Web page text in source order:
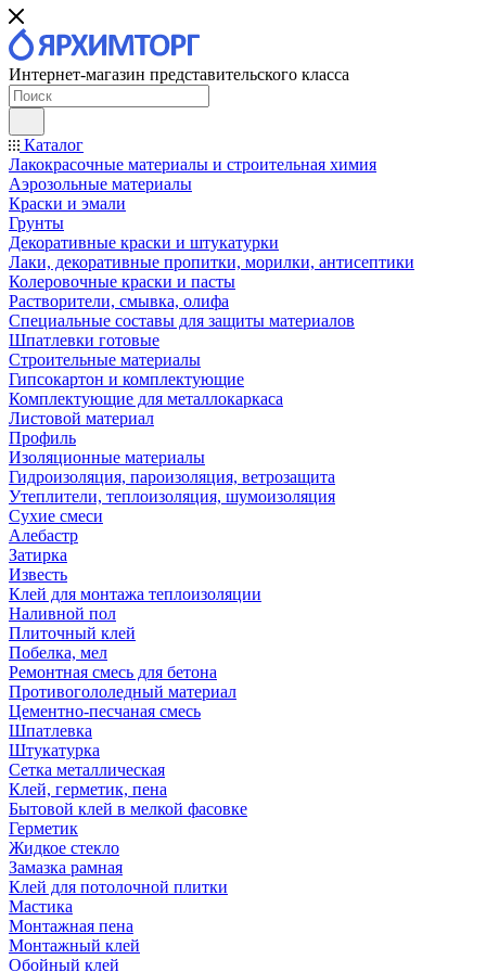
Интернет-магазин представительского класса
Каталог
Лакокрасочные материалы и строительная химия
Аэрозольные материалы
Краски и эмали
Грунты
Декоративные краски и штукатурки
Лаки, декоративные пропитки, морилки, антисептики
Колеровочные краски и пасты
Растворители, смывка, олифа
Специальные составы для защиты материалов
Шпатлевки готовые
Строительные материалы
Гипсокартон и комплектующие
Комплектующие для металлокаркаса
Листовой материал
Профиль
Изоляционные материалы
Гидроизоляция, пароизоляция, ветрозащита
Утеплители, теплоизоляция, шумоизоляция
Сухие смеси
Алебастр
Затирка
Известь
Клей для монтажа теплоизоляции
Наливной пол
Плиточный клей
Побелка, мел
Ремонтная смесь для бетона
Противогололедный материал
Цементно-песчаная смесь
Шпатлевка
Штукатурка
Сетка металлическая
Клей, герметик, пена
Бытовой клей в мелкой фасовке
Герметик
Жидкое стекло
Замазка рамная
Клей для потолочной плитки
Мастика
Монтажная пена
Монтажный клей
Обойный клей